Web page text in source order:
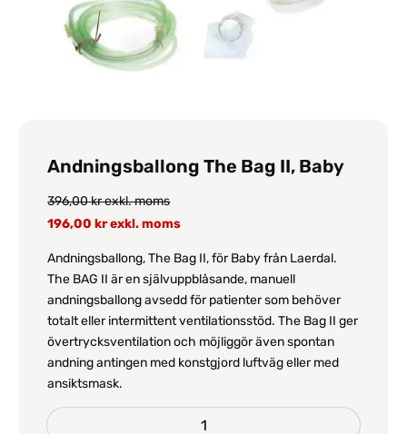
Andningsballong The Bag II, Baby
396,00krexkl. moms
196,00krexkl. moms
Andningsballong, The Bag II, för Baby från Laerdal.
The BAG II är en självuppblåsande, manuell
andningsballong avsedd för patienter som behöver
totalt eller intermittent ventilationsstöd. The Bag II ger
övertrycksventilation och möjliggör även spontan
andning antingen med konstgjord luftväg eller med
ansiktsmask.
Andningsballong